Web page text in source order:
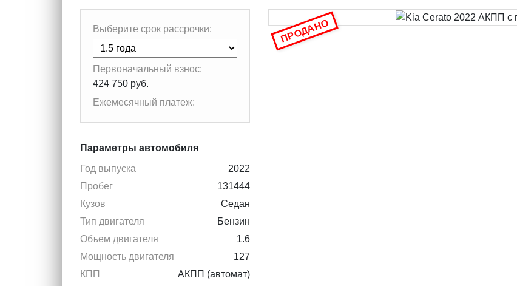
Выберите срок рассрочки:
Первоначальный взнос:
424 750 руб.
Ежемесячный платеж:
Параметры автомобиля
Год выпуска
2022
Пробег
131444
Кузов
Седан
Тип двигателя
Бензин
Объем двигателя
1.6
Мощность двигателя
127
КПП
АКПП (автомат)
ПРОДАНО